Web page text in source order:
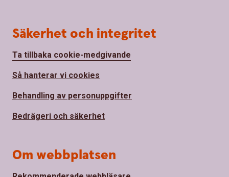
Säkerhet och integritet
Ta tillbaka cookie-medgivande
Så hanterar vi cookies
Behandling av personuppgifter
Bedrägeri och säkerhet
Om webbplatsen